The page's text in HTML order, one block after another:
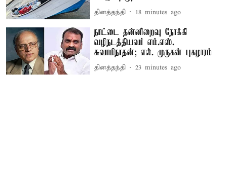
தினத்தந்தி 18 minutes ago
நாட்டை தன்னிறைவு நோக்கி
வழிநடத்தியவர் எம்.எஸ்.
சுவாமிநாதன்; எல். முருகன் புகழாரம்
தினத்தந்தி 23 minutes ago